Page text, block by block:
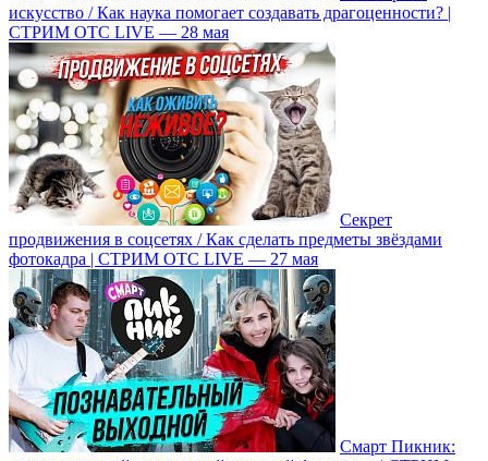
искусство / Как наука помогает создавать драгоценности? |
СТРИМ ОТС LIVE — 28 мая
Секрет
продвижения в соцсетях / Как сделать предметы звёздами
фотокадра | СТРИМ ОТС LIVE — 27 мая
Смарт Пикник: